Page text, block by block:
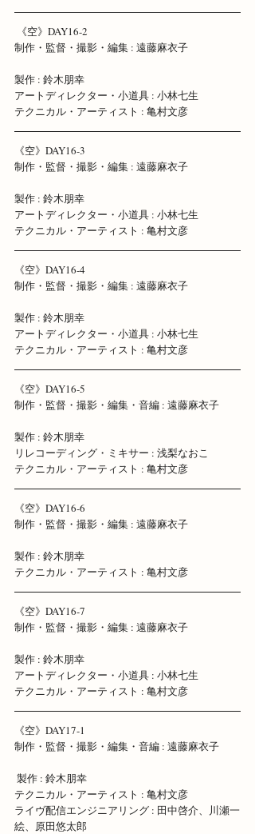
《空》DAY16-2
制作・監督・撮影・編集 : 遠藤麻衣子
製作 : 鈴木朋幸
アートディレクター・小道具 : 小林七生
テクニカル・アーティスト : 亀村文彦
《空》DAY16-3
制作・監督・撮影・編集 : 遠藤麻衣子
製作 : 鈴木朋幸
アートディレクター・小道具 : 小林七生
テクニカル・アーティスト : 亀村文彦
《空》DAY16-4
制作・監督・撮影・編集 : 遠藤麻衣子
製作 : 鈴木朋幸
アートディレクター・小道具 : 小林七生
テクニカル・アーティスト : 亀村文彦
《空》DAY16-5
制作・監督・撮影・編集・音編 : 遠藤麻衣子
製作 : 鈴木朋幸
リレコーディング・ミキサー : 浅梨なおこ
テクニカル・アーティスト : 亀村文彦
《空》DAY16-6
制作・監督・撮影・編集 : 遠藤麻衣子
製作 : 鈴木朋幸
テクニカル・アーティスト : 亀村文彦
《空》DAY16-7
制作・監督・撮影・編集 : 遠藤麻衣子
製作 : 鈴木朋幸
アートディレクター・小道具 : 小林七生
テクニカル・アーティスト : 亀村文彦
《空》DAY17-1
制作・監督・撮影・編集・音編 : 遠藤麻衣子
製作 : 鈴木朋幸
テクニカル・アーティスト : 亀村文彦
ライヴ配信エンジニアリング : 田中啓介、川瀬一
絵、原田悠太郎